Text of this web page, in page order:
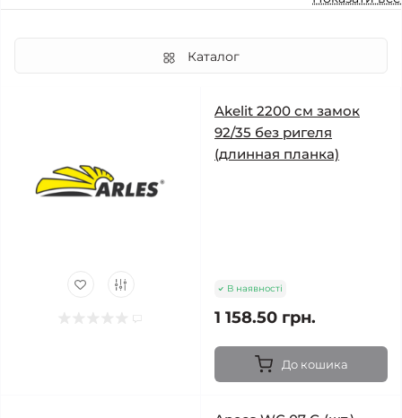
Каталог
Akelit 2200 см замок
92/35 без ригеля
(длинная планка)
В наявності
1 158.50 грн.
До кошика